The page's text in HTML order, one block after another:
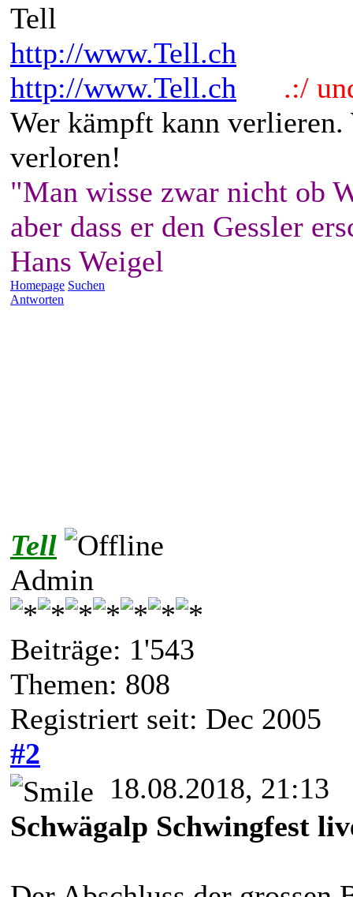
Tell
http://www.Tell.ch
http://www.Tell.ch
.:/
Wer kämpft kann
verloren!
"Man wisse zwar nicht ob
aber dass er den Gessler
Hans Weigel
Homepage Suchen
Antworten
Tell
Admin
Beiträge: 1'543
Themen: 808
Registriert seit: Dec 2005
#2
18.08.2018, 21:13
Schwägalp Schwingfest